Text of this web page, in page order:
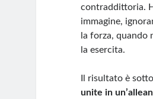
contraddittoria.
immagine,
la forza, quando
la esercita.
Il risultato è
unite in